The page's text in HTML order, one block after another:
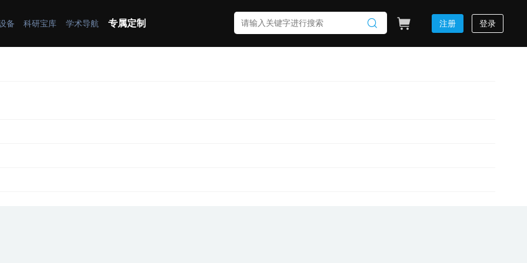
备 科研宝库 学术导航 专属定制 注册 登录